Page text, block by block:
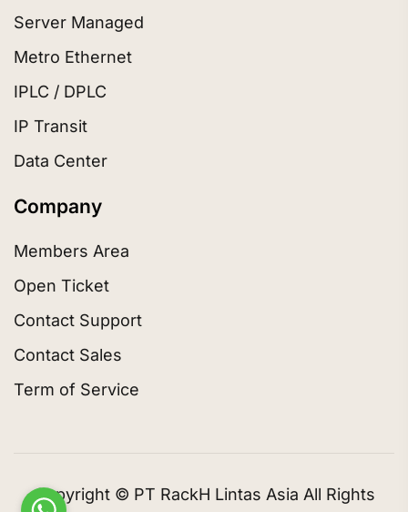
Server Managed
Metro Ethernet
IPLC / DPLC
IP Transit
Data Center
Company
Members Area
Open Ticket
Contact Support
Contact Sales
Term of Service
Copyright © PT RackH Lintas Asia All Rights